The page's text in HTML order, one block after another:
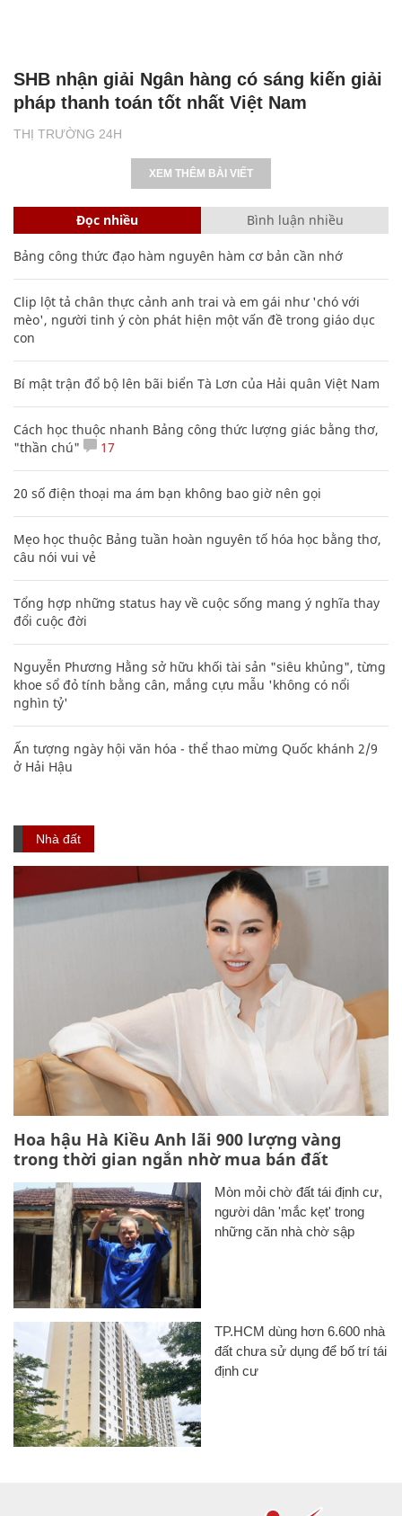
THỊ TRƯỜNG 24H
SHB nhận giải Ngân hàng có sáng kiến giải
pháp thanh toán tốt nhất Việt Nam
XEM THÊM BÀI VIẾT
Đọc nhiều Bình luận nhiều
Bảng công thức đạo hàm nguyên hàm cơ bản cần nhớ
Clip lột tả chân thực cảnh anh trai và em gái như 'chó với
mèo', người tinh ý còn phát hiện một vấn đề trong giáo dục
con
Bí mật trận đổ bộ lên bãi biển Tà Lơn của Hải quân Việt Nam
Cách học thuộc nhanh Bảng công thức lượng giác bằng thơ,
"thần chú"
17
20 số điện thoại ma ám bạn không bao giờ nên gọi
Mẹo học thuộc Bảng tuần hoàn nguyên tố hóa học bằng thơ,
câu nói vui vẻ
Tổng hợp những status hay về cuộc sống mang ý nghĩa thay
đổi cuộc đời
Nguyễn Phương Hằng sở hữu khối tài sản "siêu khủng", từng
khoe sổ đỏ tính bằng cân, mắng cựu mẫu 'không có nổi
nghìn tỷ'
Ấn tượng ngày hội văn hóa - thể thao mừng Quốc khánh 2/9
ở Hải Hậu
Nhà đất
Hoa hậu Hà Kiều Anh lãi 900 lượng vàng
trong thời gian ngắn nhờ mua bán đất
Mòn mỏi chờ đất tái định cư,
người dân 'mắc kẹt' trong
những căn nhà chờ sập
TP.HCM dùng hơn 6.600 nhà
đất chưa sử dụng để bố trí tái
định cư